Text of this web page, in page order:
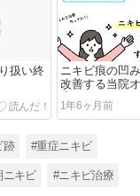
扱い終
ニキビ痕の凹
改善する当院
療！｜SR
1年6ヶ月前
跡 #重症ニキビ
ニキビ #ニキビ治療